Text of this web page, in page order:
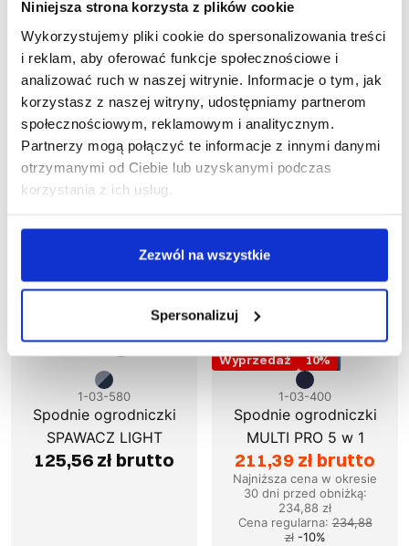
Niniejsza strona korzysta z plików cookie
Wykorzystujemy pliki cookie do spersonalizowania treści
i reklam, aby oferować funkcje społecznościowe i
analizować ruch w naszej witrynie. Informacje o tym, jak
korzystasz z naszej witryny, udostępniamy partnerom
społecznościowym, reklamowym i analitycznym.
Partnerzy mogą połączyć te informacje z innymi danymi
otrzymanymi od Ciebie lub uzyskanymi podczas
korzystania z ich usług.
Zezwól na wszystkie
Spersonalizuj
1-03-435
MULTI PRO NEW 6 w 1
436,75 zł brutto
1-03-490
295,36 zł brutto
1-03-580
Spodnie ogrodniczki
SPAWACZ LIGHT
125,56 zł brutto
Wyprzedaż 10%
1-03-400
Spodnie ogrodniczki
MULTI PRO 5 w 1
211,39 zł brutto
Najniższa cena w okresie
30 dni przed obniżką:
234,88 zł
Cena regularna:234,88
zł -10%